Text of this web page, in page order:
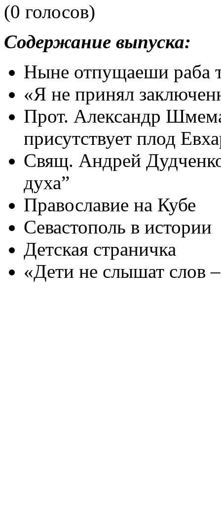
(0 голосов)
Содержание выпуска:
Ныне отпущаеши раба
«Я не принял
Прот. Александр
присутствует плод
Свящ. Андрей
духа”
Православие на Кубе
Севастополь в истории
Детская страничка
«Дети не слышат слов